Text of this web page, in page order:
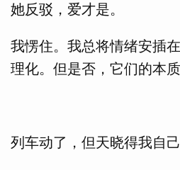
她反驳，爱才是。
我愣住。我总将情绪安插
理化。但是否，它们的本
列车动了，但天晓得我自己